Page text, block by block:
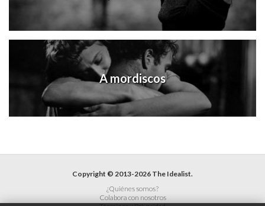
A mordiscos
Copyright © 2013-2026 The Idealist.
¿Quiénes somos?
Colabora con nosotros